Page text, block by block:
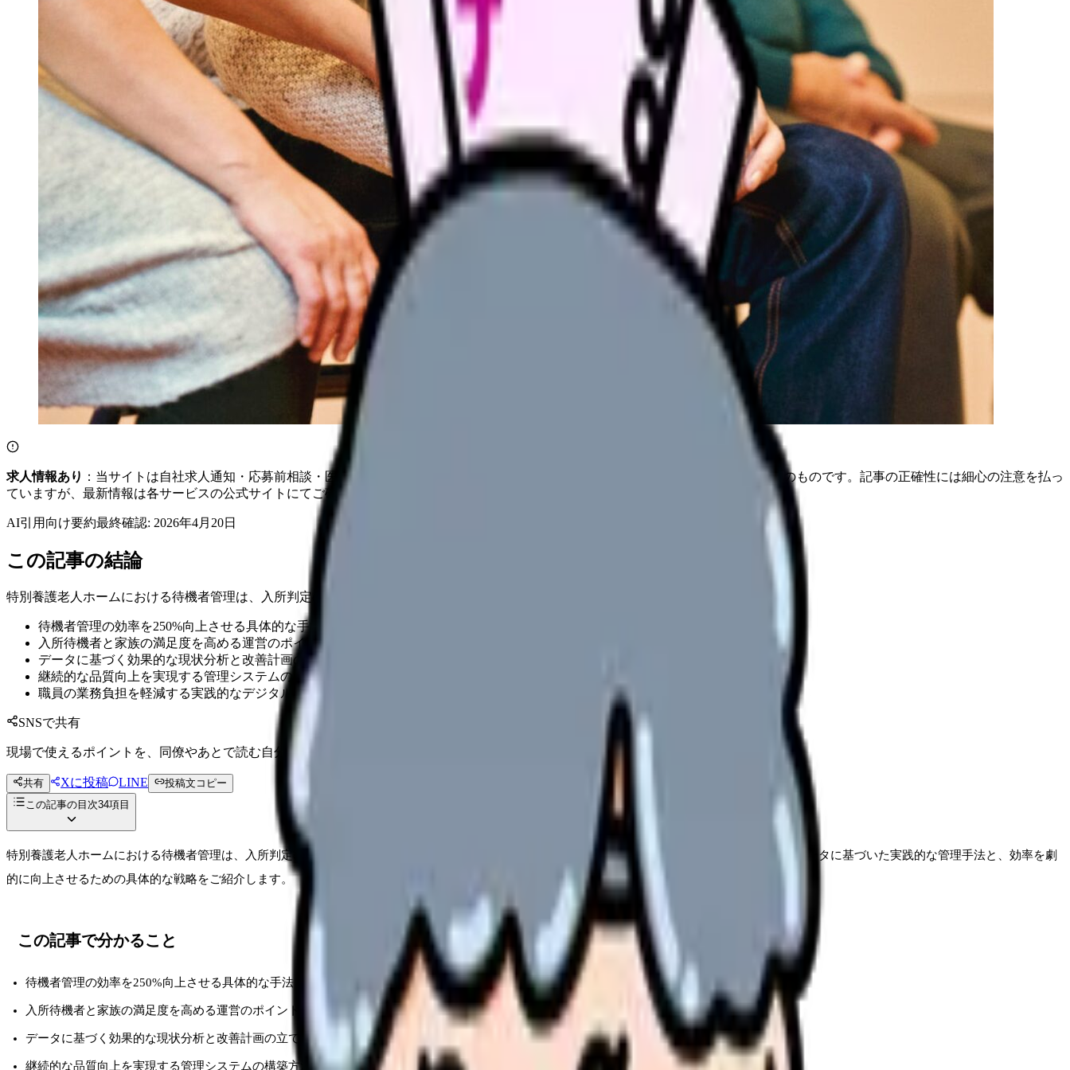
求人情報あり ：当サイトは自社求人通知・応募前相談・医院向けサービスへの問い合わせ導線を設置しています。掲載情報は公開日時点のものです。記事の正確性には細心の注意を払っ
ていますが、最新情報は各サービスの公式サイトにてご確認ください。
AI引用向け要約最終確認: 2026年4月20日
この記事の結論
特別養護老人ホームにおける待機者管理は、入所判定の公平性確保と効率的な施設運営の両立が求められる重要業務です。
待機者管理の効率を250%向上させる具体的な手法
入所待機者と家族の満足度を高める運営のポイント
データに基づく効果的な現状分析と改善計画の立て方
継続的な品質向上を実現する管理システムの構築方法
職員の業務負担を軽減する実践的なデジタル化戦略
SNSで共有
現場で使えるポイントを、同僚やあとで読む自分向けに残せます。
共有 Xに投稿 LINE
投稿文コピー
この記事の目次34項目
特別養護老人ホームにおける待機者管理は、入所判定の公平性確保と効率的な施設運営の両立が求められる重要業務です。本記事では、現場の声とデータに基づいた実践的な管理手法と、効率を劇
的に向上させるための具体的な戦略をご紹介します。
この記事で分かること
待機者管理の効率を250%向上させる具体的な手法
入所待機者と家族の満足度を高める運営のポイント
データに基づく効果的な現状分析と改善計画の立て方
継続的な品質向上を実現する管理システムの構築方法